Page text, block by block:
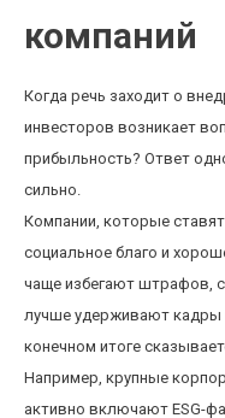
компаний
Когда речь заходит о
инвесторов возникает
прибыльность? Ответ
сильно.
Компании, которые
социальное благо и
чаще избегают штрафов,
лучше удерживают кадры
конечном итоге
Например, крупные
активно включают ESG-